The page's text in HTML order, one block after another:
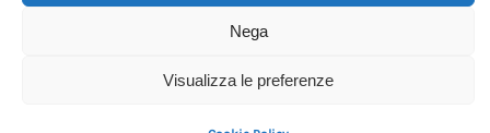
Nega
Visualizza le preferenze